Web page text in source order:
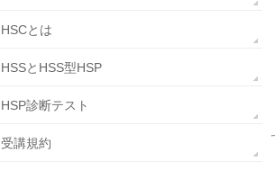
HSCとは
HSSとHSS型HSP
HSP診断テスト
受講規約